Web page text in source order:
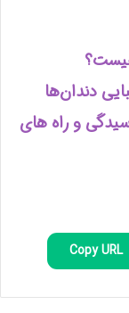
دندان‌ها
و راه های
Copy URL